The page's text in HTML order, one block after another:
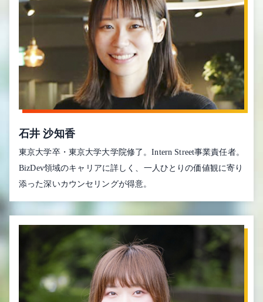
石井 沙知香
東京大学卒・東京大学大学院修了。Intern Street事業責任者。
BizDev領域のキャリアに詳しく、一人ひとりの価値観に寄り
添った深いカウンセリングが得意。